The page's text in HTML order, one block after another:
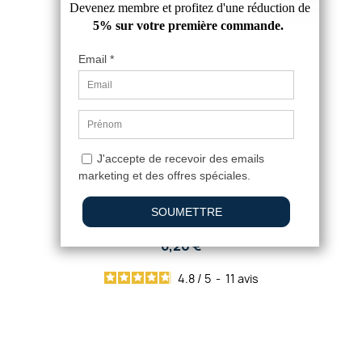
BARRE ALU RONDE PLEINE 16 MM
6,20 €
4.8 / 5 - 11 avis